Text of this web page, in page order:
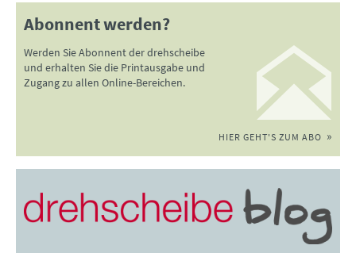
Abonnent werden?
Werden Sie Abonnent der drehscheibe
und erhalten Sie die Printausgabe und
Zugang zu allen Online-Bereichen.
HIER GEHT'S ZUM ABO